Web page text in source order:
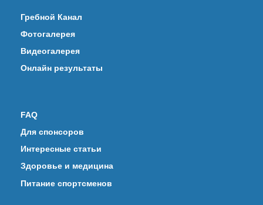
Гребной Канал
Фотогалерея
Видеогалерея
Онлайн результаты
FAQ
Для спонсоров
Интересные статьи
Здоровье и медицина
Питание спортсменов